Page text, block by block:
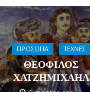
ΠΡΟΣΩΠΑ ΤΕΧΝΕΣ
ΘΕΟΦΙΛΟΣ
ΧΑΤΖΗΜΙΧΑΗΛ